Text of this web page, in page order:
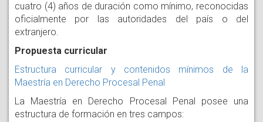
cuatro (4) años de duración como mínimo, reconocidas
oficialmente por las autoridades del país o del
extranjero.
Propuesta curricular
Estructura curricular y contenidos mínimos de la
Maestría en Derecho Procesal Penal
La Maestría en Derecho Procesal Penal posee una
estructura de formación en tres campos: